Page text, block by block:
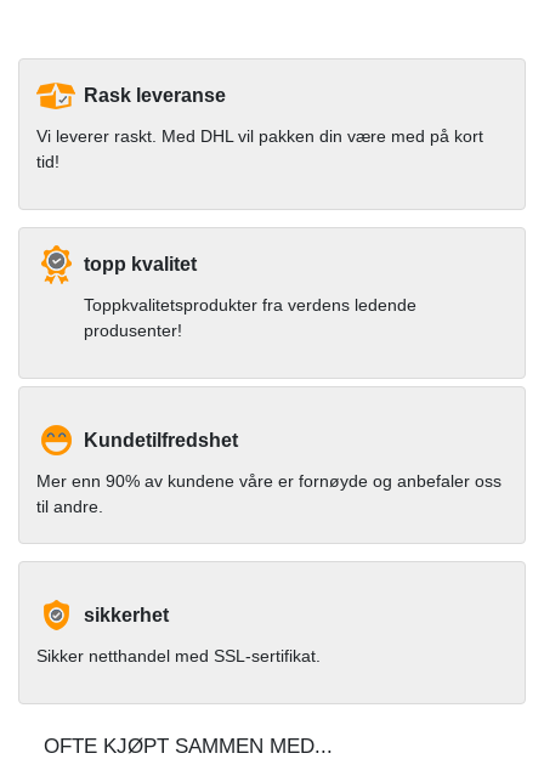
Rask leveranse
Vi leverer raskt. Med DHL vil pakken din være med på kort
tid!
topp kvalitet
Toppkvalitetsprodukter fra verdens ledende
produsenter!
Kundetilfredshet
Mer enn 90% av kundene våre er fornøyde og anbefaler oss
til andre.
sikkerhet
Sikker netthandel med SSL-sertifikat.
OFTE KJØPT SAMMEN MED...